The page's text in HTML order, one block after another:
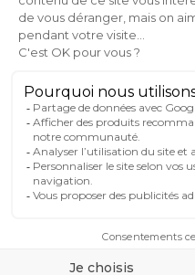
AIDE & CONTACT